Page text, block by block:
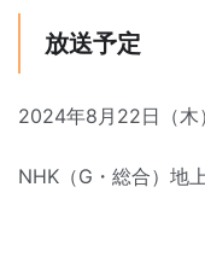
放送予定
2024年8月22日（木
NHK（G・総合）地